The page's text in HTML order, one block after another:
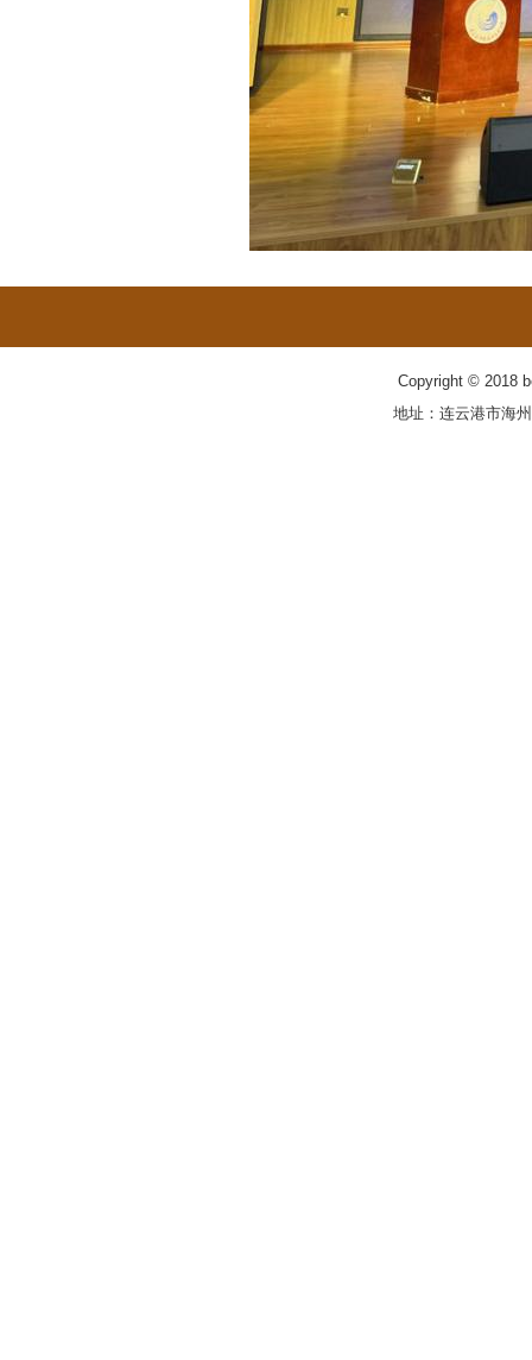
Copyright © 2018
地址：连云港市海